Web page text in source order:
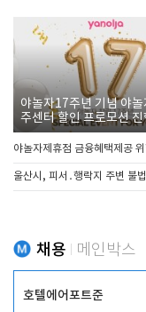
야놀자17주년 기념 야놀
주센터 할인 프로모션 진
야놀자제휴점 금융혜택제공
울산시, 피서․행락지 주변 불
채용 메인박스
호텔에어포트준